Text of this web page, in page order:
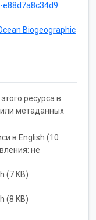
Biogeographic
ресурса в
метаданных
в English (10
не
(7 KB)
(8 KB)